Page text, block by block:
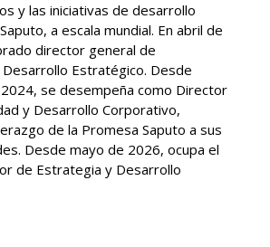
y las iniciativas de desarrollo
a escala mundial. En abril de
director general de
Estratégico. Desde
se desempeña como Director
y Desarrollo Corporativo,
de la Promesa Saputo a sus
Desde mayo de 2026, ocupa el
de Estrategia y Desarrollo